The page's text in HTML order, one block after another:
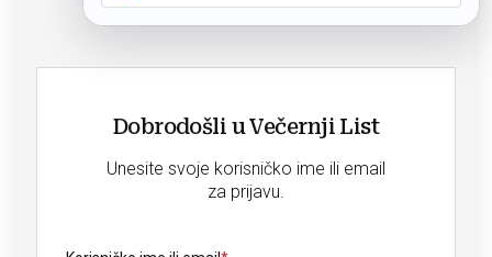
Dobrodošli u Večernji List
Unesite svoje korisničko ime ili email
za prijavu.